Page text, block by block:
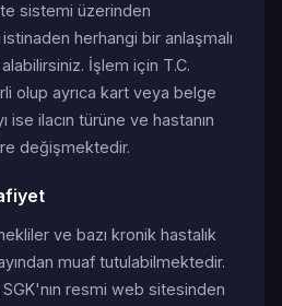
sistemi üzerinden
herhangi bir anlaşmalı
alabilirsiniz. İşlem için T.C.
olup ayrıca kart veya belge
ise ilacın türüne ve hastanın
değişmektedir.
ve bazı kronik hastalık
muaf tutulabilmektedir.
resmi web sitesinden